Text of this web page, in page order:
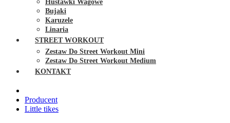
Huśtawki Wagowe
Bujaki
Karuzele
Linaria
STREET WORKOUT
Zestaw Do Street Workout Mini
Zestaw Do Street Workout Medium
KONTAKT
Producent
Little tikes